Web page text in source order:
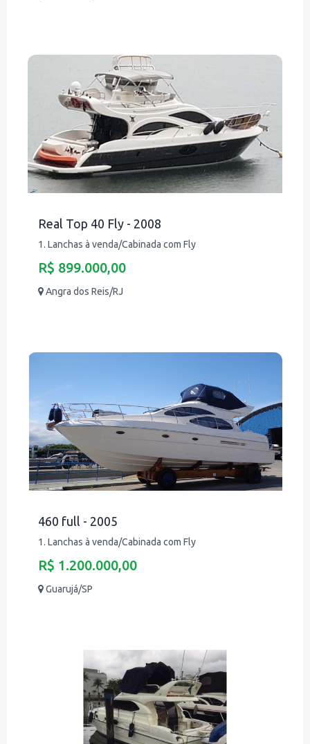
Real Top 40 Fly - 2008
1. Lanchas à venda/Cabinada com Fly
R$ 899.000,00
Angra dos Reis/RJ
460 full - 2005
1. Lanchas à venda/Cabinada com Fly
R$ 1.200.000,00
Guarujá/SP